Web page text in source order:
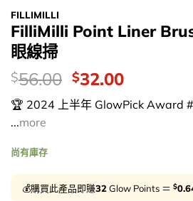
FILLIMILLI
FilliMilli Point Liner
眼線掃
價
錢：
$56.00 Original
price
was:
$32.00Current
price
is:
🏆 2024 上半年 GlowPick Award
...more
尚有庫存
💰購買此產品即賺32Glow Points ＝ $